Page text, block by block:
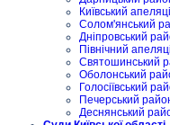
Київський
Солом'янський
Дніпровський
Північний
Святошинський
Оболонський
Голосіївський
Печерський
Деснянський